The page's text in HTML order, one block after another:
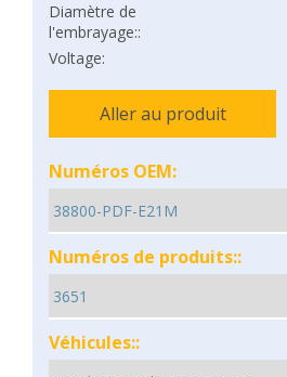
Diamètre de
l'embrayage::
Voltage:
Aller au produit
Numéros OEM:
Numéros de produits::
Véhicules::